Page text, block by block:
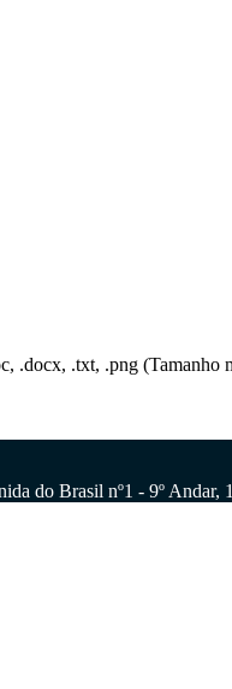
.docx, .txt, .png
do Brasil nº1 - 9º